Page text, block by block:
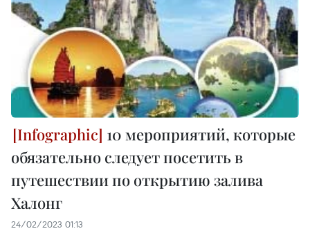
10 мероприятий, которые
обязательно следует посетить в
путешествии по открытию залива
Халонг
24/02/2023 01:13